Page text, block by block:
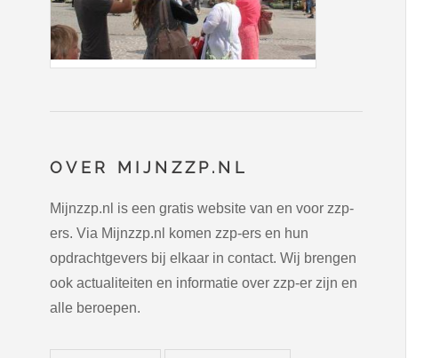
OVER MIJNZZP.NL
Mijnzzp.nl is een gratis website van en voor zzp-
ers. Via Mijnzzp.nl komen zzp-ers en hun
opdrachtgevers bij elkaar in contact. Wij brengen
ook actualiteiten en informatie over zzp-er zijn en
alle beroepen.